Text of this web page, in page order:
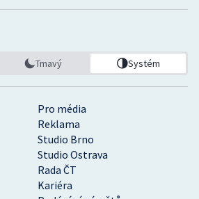
Pro média
Reklama
Studio Brno
Studio Ostrava
Rada ČT
Kariéra
Tmavý Systém